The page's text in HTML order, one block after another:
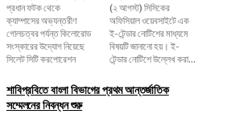
প্রধান ফটক থেকে
ক্যাম্পাসের অভ্যন্তরীণ
গোলচত্বর পর্যন্ত কিলোরোড
সংস্কারের উদ্যোগ নিয়েছে
সিলেট সিটি করপোরেশন
(২ আগস্ট) সিসিকের
অফিসিয়াল ওয়েবসাইটে এক
ই-টেন্ডার নোটিশের মাধ্যমে
বিষয়টি জানানো হয়। ই-
টেন্ডার নোটিশে উল্লেখ করা...
শাবিপ্রবিতে বাংলা বিভাগের প্রথম আন্তর্জাতিক
সম্মেলনের নিবন্ধন শুরু